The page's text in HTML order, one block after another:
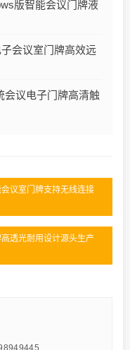
版智能会议门牌液
会议室门牌高效远
会议电子门牌高清触
议室门牌支持无线连接
透光耐用设计源头生产